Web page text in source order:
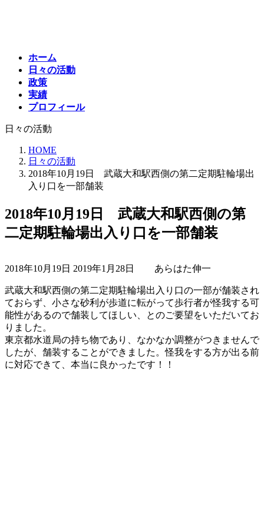
ホーム
日々の活動
政策
実績
プロフィール
日々の活動
HOME
日々の活動
2018年10月19日 武蔵大和駅西側の第二定期駐輪場出
入り口を一部舗装
2018年10月19日 武蔵大和駅西側の第
二定期駐輪場出入り口を一部舗装
2018年10月19日 終
新
日
時
2019年1月28日 あらはた伸一
武蔵大和駅西側の第二定期駐輪場出入り口の一部が舗装され
ておらず、小さな砂利が歩道に転がって歩行者が怪我する可
能性があるので舗装してほしい、とのご要望をいただいてお
りました。
東京都水道局の持ち物であり、なかなか調整がつきませんで
したが、舗装することができました。怪我をする方が出る前
に対応できて、本当に良かったです！！